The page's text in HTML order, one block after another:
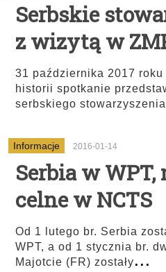
Serbskie
z wizytą w
31 października 2017 roku
historii spotkanie
serbskiego
Informacje 2016-01-14
Serbia w
celne w NCTS
Od 1 lutego br. Serbia
WPT, a od 1 stycznia br.
Majotcie (FR) zostały...